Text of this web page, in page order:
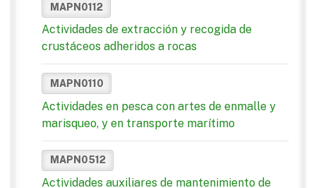
MAPN0112
Actividades de extracción y recogida de
crustáceos adheridos a rocas
MAPN0110
Actividades en pesca con artes de enmalle y
marisqueo, y en transporte marítimo
MAPN0512
Actividades auxiliares de mantenimiento de